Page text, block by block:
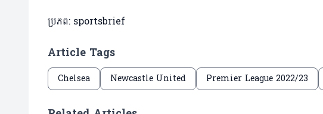
ប្រភព: sportsbrief
Article Tags
Chelsea Newcastle United Premier League 2022/23